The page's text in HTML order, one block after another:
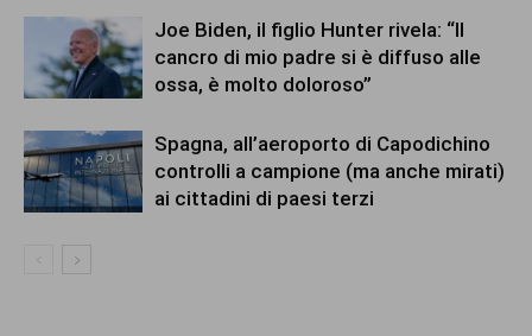
Joe Biden, il figlio Hunter rivela: “Il
cancro di mio padre si è diffuso alle
ossa, è molto doloroso”
Spagna, all’aeroporto di Capodichino
controlli a campione (ma anche mirati)
ai cittadini di paesi terzi